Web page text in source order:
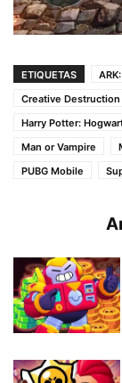
ETIQUETAS
Creative Destruction
Harry Potter:
Man or Vampire
PUBG Mobile